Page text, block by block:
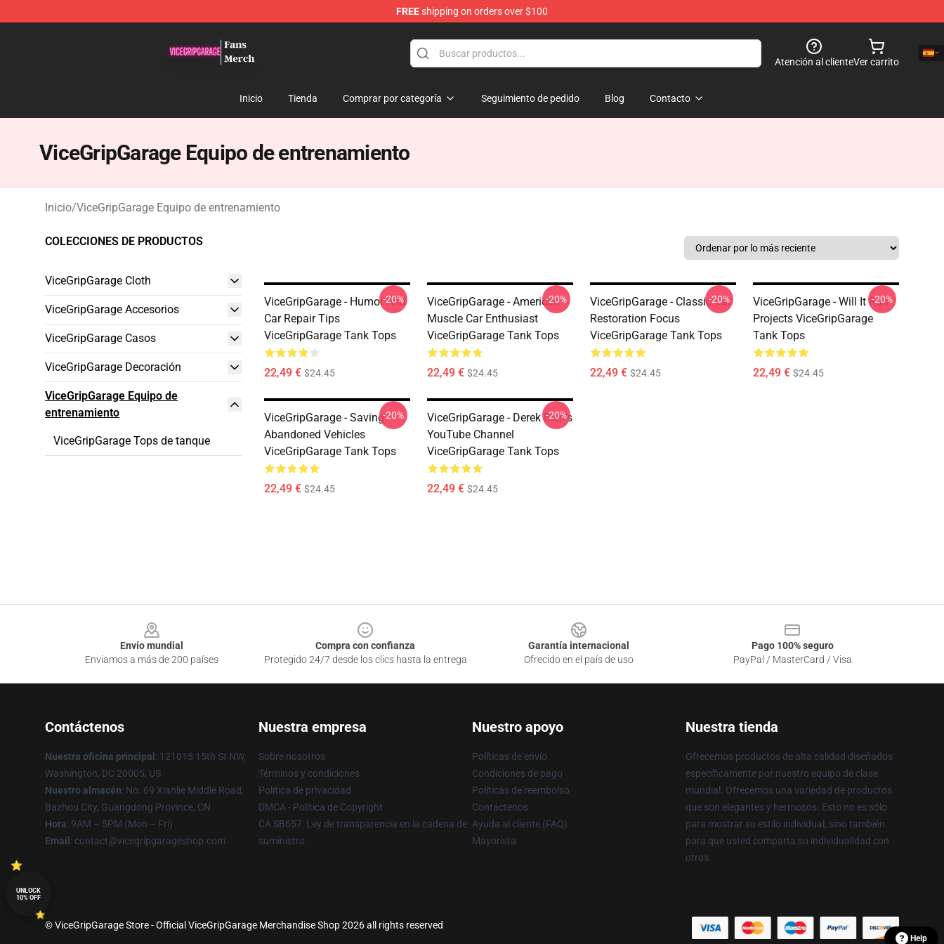
FREEshipping on orders over $100
Atención al clienteVer carrito
Inicio Tienda Comprar por categoría Seguimiento de pedido Blog Contacto
ViceGripGarage Equipo de entrenamiento
Inicio/ViceGripGarage Equipo de entrenamiento
COLECCIONES DE PRODUCTOS
ViceGripGarage Cloth
ViceGripGarage Accesorios
ViceGripGarage Casos
ViceGripGarage Decoración
ViceGripGarage Equipo de
entrenamiento
ViceGripGarage Tops de tanque
ViceGripGarage - Humor And
Car Repair Tips
ViceGripGarage Tank Tops
22,49 € $24.45
-20%
ViceGripGarage - American
Muscle Car Enthusiast
ViceGripGarage Tank Tops
22,49 € $24.45
-20%
ViceGripGarage - Classic Car
Restoration Focus
ViceGripGarage Tank Tops
22,49 € $24.45
-20%
ViceGripGarage - Will It Run
Projects ViceGripGarage
Tank Tops
22,49 € $24.45
-20%
ViceGripGarage - Saving
Abandoned Vehicles
ViceGripGarage Tank Tops
22,49 € $24.45
-20%
ViceGripGarage - Derek Bieri's
YouTube Channel
ViceGripGarage Tank Tops
22,49 € $24.45
-20%
Envío mundial
Enviamos a más de 200 países
Compra con confianza
Protegido 24/7 desde los clics hasta la entrega
Garantía internacional
Ofrecido en el país de uso
Pago 100% seguro
PayPal / MasterCard / Visa
Contáctenos
Nuestra oficina principal : 121015 15th St NW,
Washington, DC 20005, US
Nuestro almacén: No. 69 Xianlie Middle Road,
Bazhou City, Guangdong Province, CN
Hora: 9AM – 5PM (Mon – Fri)
Email : contact@vicegripgarageshop.com
Nuestra empresa
Sobre nosotros
Términos y condiciones
Política de privacidad
DMCA - Política de Copyright
CA SB657: Ley de transparencia en la cadena de
suministro
Nuestro apoyo
Políticas de envío
Condiciones de pago
Políticas de reembolso
Contáctenos
Ayuda al cliente (FAQ)
Mayorista
Nuestra tienda
Ofrecemos productos de alta calidad diseñados
específicamente por nuestro equipo de clase
mundial. Ofrecemos una variedad de productos
que son elegantes y hermosos. Esto no es sólo
para mostrar su estilo individual, sino también
para que usted comparta su individualidad con
otros.
© ViceGripGarage Store - Official ViceGripGarage Merchandise Shop 2026 all rights reserved
UNLOCK
10% OFF
Help